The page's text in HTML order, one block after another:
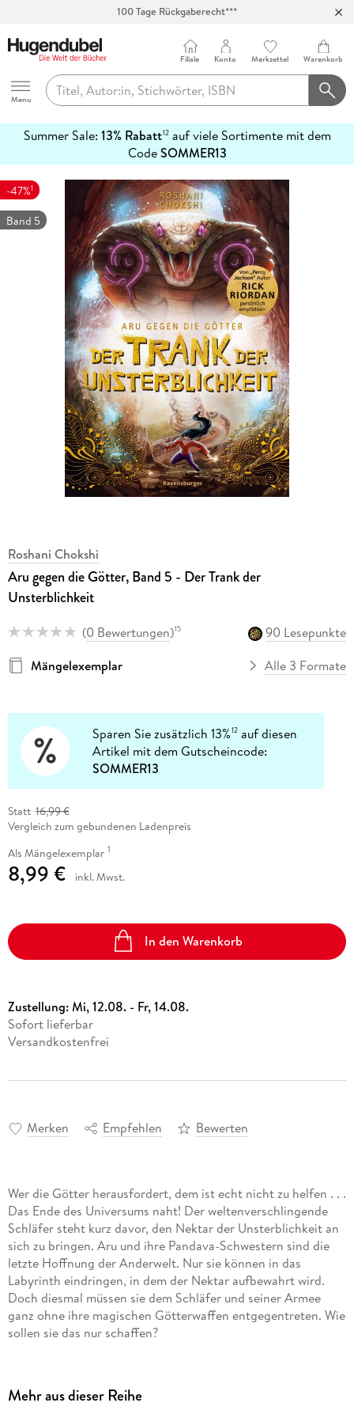
100 Tage Rückgaberecht***
Hugendubel
Menu
Filiale Konto Merkzettel Warenkorb
Summer Sale: 13% Rabatt12auf viele Sortimente mit dem
CodeSOMMER13
erfahren
-47%1
Band 5
Roshani Chokshi
Aru gegen die Götter, Band 5 - Der Trank der
Unsterblichkeit
(0 Bewertungen)15
90 Lesepunkte
Mängelexemplar
Alle 3 Formate
Sparen Sie zusätzlich 13%12 auf diesen
Artikel mit dem Gutscheincode:
SOMMER13
Statt 16,99 €
Vergleich zum gebundenen Ladenpreis
Als Mängelexemplar 1
8,99 € inkl. Mwst.
In den Warenkorb
Zustellung:Mi, 12.08. - Fr, 14.08.
Sofort lieferbar
Versandkostenfrei
Merken Empfehlen Bewerten
Wer die Götter herausfordert, dem ist echt nicht zu helfen . . .
Das Ende des Universums naht! Der weltenverschlingende
Schläfer steht kurz davor, den Nektar der Unsterblichkeit an
sich zu bringen. Aru und ihre Pandava-Schwestern sind die
letzte Hoffnung der Anderwelt. Nur sie können in das
Labyrinth eindringen, in dem der Nektar aufbewahrt wird.
Doch diesmal müssen sie dem Schläfer und seiner Armee
ganz ohne ihre magischen Götterwaffen entgegentreten. Wie
sollen sie das nur schaffen?
Entdecke alle Abenteuer aus der Reihe "Rick Riordan
Mehr aus dieser Reihe